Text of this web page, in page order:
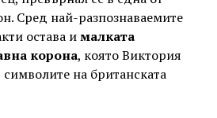
Сред най-разпознаваемите
остава ималката
корона, която Виктория
на британската